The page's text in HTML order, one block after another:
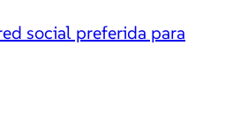
social preferida para